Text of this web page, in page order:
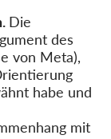
Die
des
von Meta),
habe und
mit